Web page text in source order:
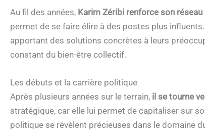
Au fil des années, Karim Zéribi renforce son
permet de se faire élire à des postes plus
apportant des solutions concrètes à leurs
constant du bien-être collectif.
Les débuts et la carrière politique
Après plusieurs années sur le terrain, il se tourne
stratégique, car elle lui permet de capitaliser sur
politique se révèlent précieuses dans le domaine